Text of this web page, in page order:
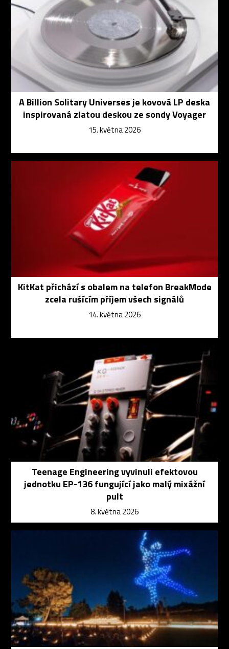
A Billion Solitary Universes je kovová LP deska
inspirovaná zlatou deskou ze sondy Voyager
15. května 2026
KitKat přichází s obalem na telefon BreakMode
zcela rušícím příjem všech signálů
14. května 2026
Teenage Engineering vyvinuli efektovou
jednotku EP-136 fungující jako malý mixážní
pult
8. května 2026